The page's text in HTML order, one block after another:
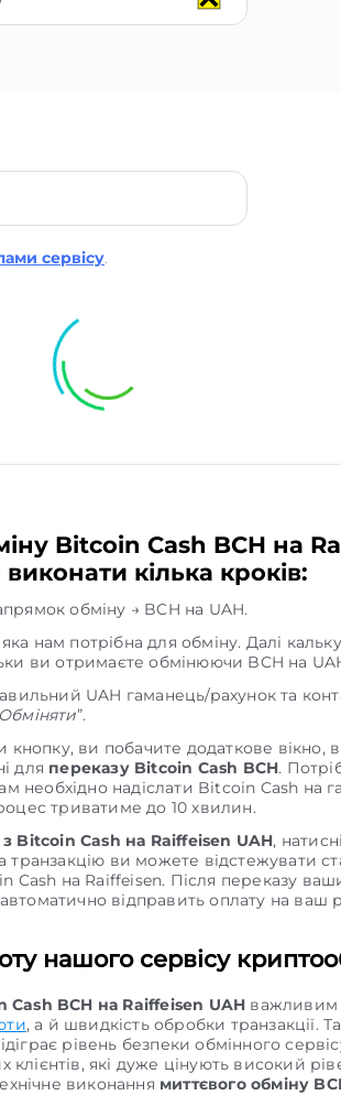
сервісу.
Bitcoin Cash BCH на
кілька кроків:
обміну → BCH на UAH.
нам потрібна для обміну. Далі
ви отримаєте обмінюючи BCH на
UAH гаманець/рахунок та
Обміняти”.
кнопку, ви побачите додаткове вікно,
для переказу Bitcoin Cash BCH.
необхідно надіслати Bitcoin Cash на
триватиме до 10 хвилин.
Bitcoin Cash на Raiffeisen UAH,
транзакцію ви можете відстежувати
Cash на Raiffeisen. Після переказу
відправить оплату на ваш
нашого сервісу
Cash BCH на Raiffeisen UAH важливим
, а й швидкість обробки транзакції.
рівень безпеки обмінного
клієнтів, які дуже цінують високий
виконання миттєвого обміну